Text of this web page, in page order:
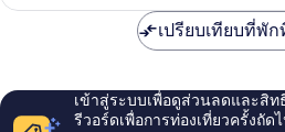
เปรียบเทียบที่พั
เข้าสู่ระบบเพื่อดูส่วนลดและสิท
รีวอร์ดเพื่อการท่องเที่ยวครั้งถัด